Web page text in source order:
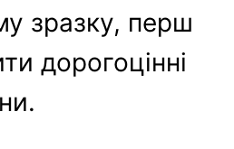
зразку, перш
дорогоцінні